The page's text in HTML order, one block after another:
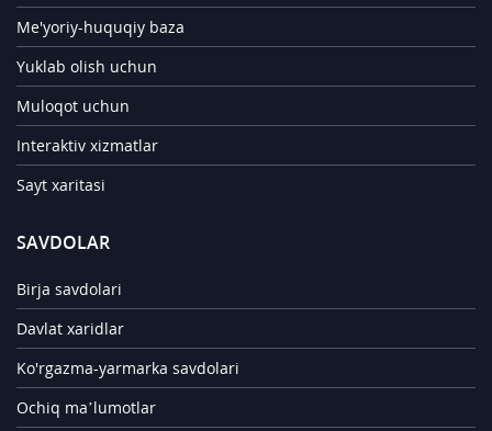
Me'yoriy-huquqiy baza
Yuklab olish uchun
Muloqot uchun
Interaktiv xizmatlar
Sayt xaritasi
SAVDOLAR
Birja savdolari
Davlat xaridlar
Ko'rgazma-yarmarka savdolari
Ochiq ma’lumotlar